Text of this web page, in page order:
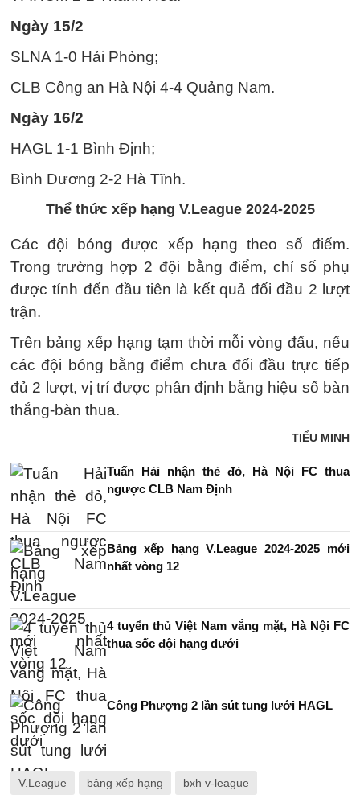
Ngày 15/2
SLNA 1-0 Hải Phòng;
CLB Công an Hà Nội 4-4 Quảng Nam.
Ngày 16/2
HAGL 1-1 Bình Định;
Bình Dương 2-2 Hà Tĩnh.
Thể thức xếp hạng V.League 2024-2025
Các đội bóng được xếp hạng theo số điểm.
Trong trường hợp 2 đội bằng điểm, chỉ số phụ
được tính đến đầu tiên là kết quả đối đầu 2 lượt
trận.
Trên bảng xếp hạng tạm thời mỗi vòng đấu, nếu
các đội bóng bằng điểm chưa đối đầu trực tiếp
đủ 2 lượt, vị trí được phân định bằng hiệu số bàn
thắng-bàn thua.
TIỂU MINH
Tuấn Hải nhận thẻ đỏ, Hà Nội FC thua
ngược CLB Nam Định
Bảng xếp hạng V.League 2024-2025 mới
nhất vòng 12
4 tuyển thủ Việt Nam vắng mặt, Hà Nội FC
thua sốc đội hạng dưới
Công Phượng 2 lần sút tung lưới HAGL
V.League bảng xếp hạng bxh v-league